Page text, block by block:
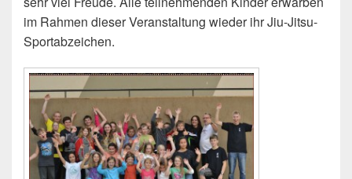
im Rahmen dieser Veranstaltung wieder ihr Jiu-Jitsu-
Sportabzeichen.